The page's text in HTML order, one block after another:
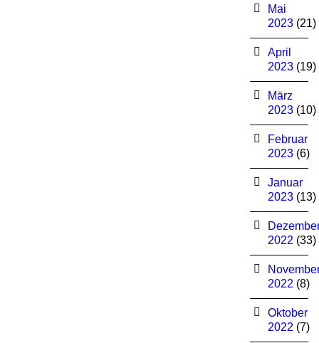
Mai
2023 (21)
April
2023 (19)
März
2023 (10)
Februar
2023 (6)
Januar
2023 (13)
2022 (33)
2022 (8)
Oktober
2022 (7)